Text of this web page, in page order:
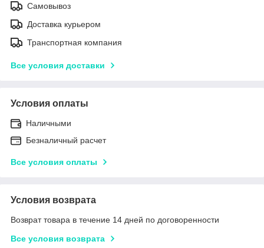
Самовывоз
Доставка курьером
Транспортная компания
Все условия доставки
Условия оплаты
Наличными
Безналичный расчет
Все условия оплаты
Условия возврата
Возврат товара в течение 14 дней по договоренности
Все условия возврата